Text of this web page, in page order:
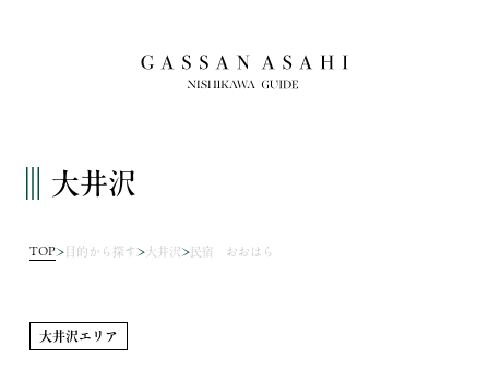
大井沢
TOP 目的から探す 大井沢 民宿 おおはら
大井沢エリア